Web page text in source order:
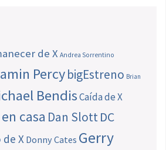
de X Andrea Sorrentino
PercybigEstreno Brian
BendisCaída de X
casa Dan SlottDC
de X Donny Cates Gerry